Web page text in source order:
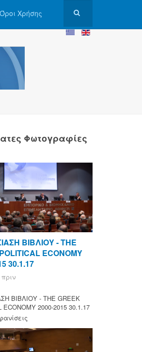
Όροι Χρήσης
Φωτογραφίες
ΒΙΒΛΙΟΥ - ΤΗΕ
ECONOMY
30.1.17
ΒΙΒΛΙΟΥ - ΤΗΕ GREEK
ECONOMY 2000-2015 30.1.17